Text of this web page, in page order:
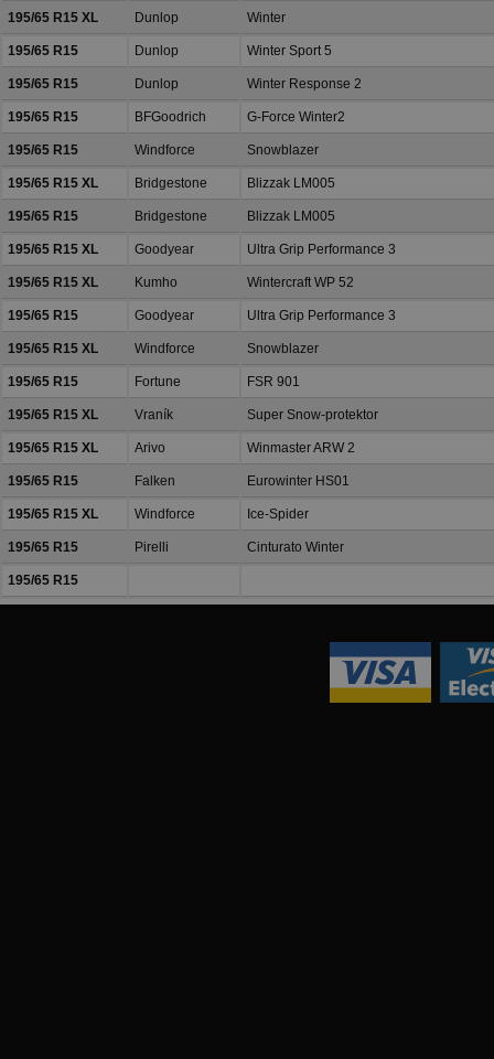
195/65 R15 XL Dunlop Winter
195/65 R15 Dunlop Winter Sport 5
195/65 R15 Dunlop Winter Response 2
195/65 R15 BFGoodrich G-Force Winter2
195/65 R15 Windforce Snowblazer
195/65 R15 XL Bridgestone Blizzak LM005
195/65 R15 Bridgestone Blizzak LM005
195/65 R15 XL Goodyear Ultra Grip Performance 3
195/65 R15 XL Kumho Wintercraft WP 52
195/65 R15 Goodyear Ultra Grip Performance 3
195/65 R15 XL Windforce Snowblazer
195/65 R15 Fortune FSR 901
195/65 R15 XL Vraník Super Snow-protektor
195/65 R15 XL Arivo Winmaster ARW 2
195/65 R15 Falken Eurowinter HS01
195/65 R15 XL Windforce Ice-Spider
195/65 R15 Pirelli Cinturato Winter
195/65 R15